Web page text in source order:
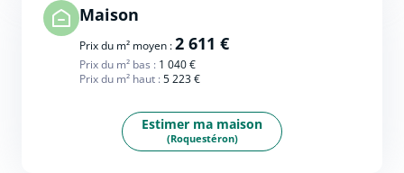
Maison
Prix du m² moyen :2 611 €
Prix du m² bas : 1 040 €
Prix du m² haut :5 223 €
Estimer ma maison
(Roquestéron)